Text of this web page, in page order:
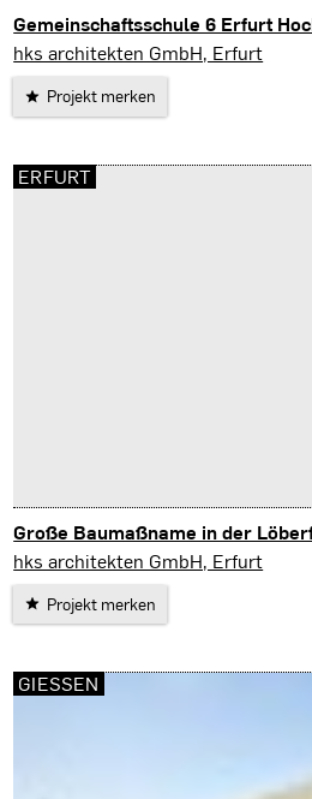
Gemeinschaftsschule 6 Erfurt
Erfurt
hks architekten GmbH, Erfurt
Projekt merken
Große Baumaßname in der
Erfurt
hks architekten GmbH, Erfurt
Projekt merken
ERFURT
GIESSEN